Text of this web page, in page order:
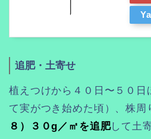
追肥・土寄せ
植えつけから４０日〜５０日
て実がつき始めた頃）、株周
８）３０g／㎡を追肥して土